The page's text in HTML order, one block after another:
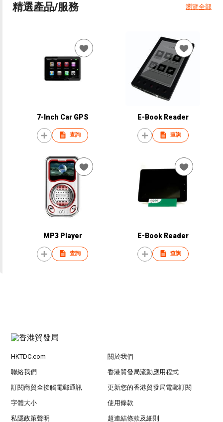
精選產品/服務 瀏覽全部
7-Inch Car GPS
查詢
E-Book Reader
查詢
MP3 Player
查詢
E-Book Reader
查詢
HKTDC.com 關於我們
聯絡我們 香港貿發局流動應用程式
訂閱商貿全接觸電郵通訊 更新您的香港貿發局電郵訂閱
字體大小 使用條款
私隱政策聲明 超連結條款及細則